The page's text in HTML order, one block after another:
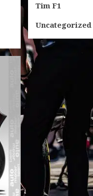
Tim F1
Uncategorized